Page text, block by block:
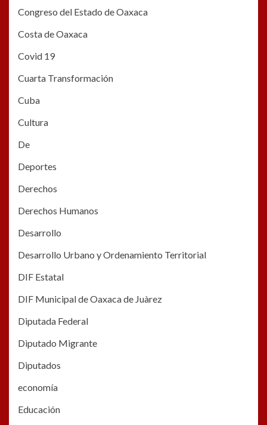
Congreso del Estado de Oaxaca
Costa de Oaxaca
Covid 19
Cuarta Transformación
Cuba
Cultura
De
Deportes
Derechos
Derechos Humanos
Desarrollo
Desarrollo Urbano y Ordenamiento Territorial
DIF Estatal
DIF Municipal de Oaxaca de Juàrez
Diputada Federal
Diputado Migrante
Diputados
economía
Educación